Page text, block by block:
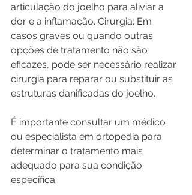
articulação do joelho para aliviar a
dor e a inflamação. Cirurgia: Em
casos graves ou quando outras
opções de tratamento não são
eficazes, pode ser necessário realizar
cirurgia para reparar ou substituir as
estruturas danificadas do joelho.
É importante consultar um médico
ou especialista em ortopedia para
determinar o tratamento mais
adequado para sua condição
específica.